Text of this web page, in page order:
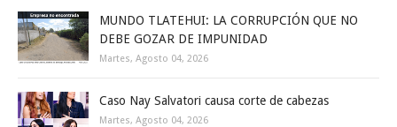
MUNDO TLATEHUI: LA CORRUPCIÓN QUE NO
DEBE GOZAR DE IMPUNIDAD
Martes, Agosto 04, 2026
Caso Nay Salvatori causa corte de cabezas
Martes, Agosto 04, 2026